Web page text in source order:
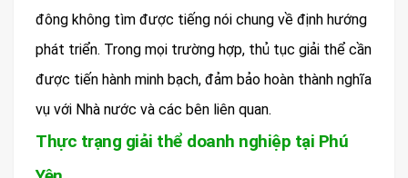
đông không tìm được tiếng nói chung về định hướng
phát triển. Trong mọi trường hợp, thủ tục giải thể cần
được tiến hành minh bạch, đảm bảo hoàn thành nghĩa
vụ với Nhà nước và các bên liên quan.
Thực trạng giải thể doanh nghiệp tại Phú